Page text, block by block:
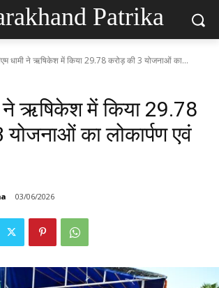
Patrika
धामी ने ऋषिकेश में किया 29.78 करोड़ की 3 योजनाओं का...
ने ऋषिकेश में किया 29.78
का लोकार्पण एवं
03/06/2026